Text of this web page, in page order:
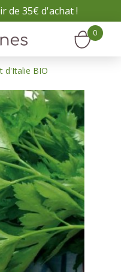
de 35€ d'achat !
0
d'Italie BIO